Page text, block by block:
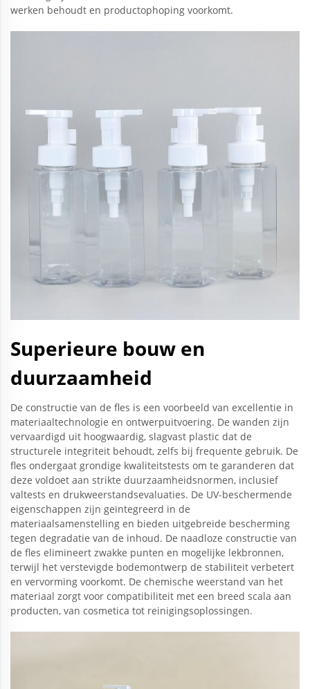
werken behoudt en productophoping voorkomt.
Superieure bouw en
duurzaamheid
De constructie van de fles is een voorbeeld van excellentie in
materiaaltechnologie en ontwerpuitvoering. De wanden zijn
vervaardigd uit hoogwaardig, slagvast plastic dat de
structurele integriteit behoudt, zelfs bij frequente gebruik. De
fles ondergaat grondige kwaliteitstests om te garanderen dat
deze voldoet aan strikte duurzaamheidsnormen, inclusief
valtests en drukweerstandsevaluaties. De UV-beschermende
eigenschappen zijn geïntegreerd in de
materiaalsamenstelling en bieden uitgebreide bescherming
tegen degradatie van de inhoud. De naadloze constructie van
de fles elimineert zwakke punten en mogelijke lekbronnen,
terwijl het verstevigde bodemontwerp de stabiliteit verbetert
en vervorming voorkomt. De chemische weerstand van het
materiaal zorgt voor compatibiliteit met een breed scala aan
producten, van cosmetica tot reinigingsoplossingen.